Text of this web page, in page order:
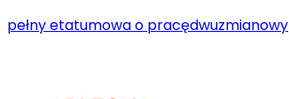
pełny etatumowa o pracędwuzmianowy